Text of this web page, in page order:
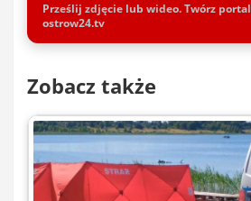
Prześlij zdjęcie lub wideo. Twórz portal
ostrow24.tv
Zobacz także